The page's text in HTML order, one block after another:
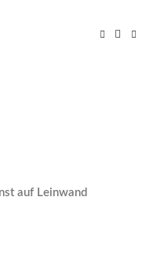
auf Leinwand